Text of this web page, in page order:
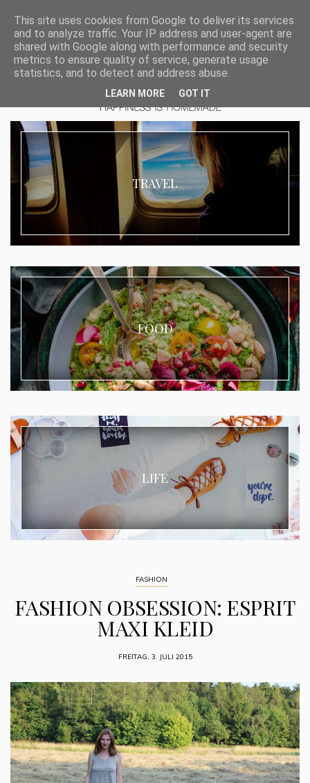
TRAVEL
FOOD
LIFE
FASHION
FASHION OBSESSION: ESPRIT
MAXI KLEID
FREITAG, 3. JULI 2015
This site uses cookies from Google to deliver its services
and to analyze traffic. Your IP address and user-agent are
shared with Google along with performance and security
metrics to ensure quality of service, generate usage
statistics, and to detect and address abuse.
LEARN MORE GOT IT